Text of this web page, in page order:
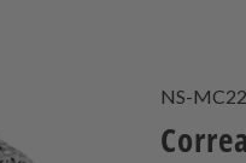
NS-